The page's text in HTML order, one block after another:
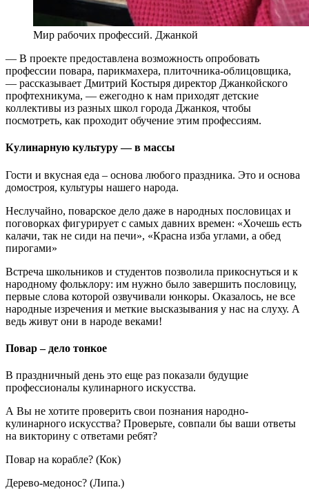
Мир рабочих профессий. Джанкой
— В проекте предоставлена возможность опробовать
профессии повара, парикмахера, плиточника-облицовщика,
— рассказывает Дмитрий Костыря директор Джанкойского
профтехникума, — ежегодно к нам приходят детские
коллективы из разных школ города Джанкоя, чтобы
посмотреть, как проходит обучение этим профессиям.
Кулинарную культуру — в массы
Гости и вкусная еда – основа любого праздника. Это и основа
домостроя, культуры нашего народа.
Неслучайно, поварское дело даже в народных пословицах и
поговорках фигурирует с самых давних времен: «Хочешь есть
калачи, так не сиди на печи», «Красна изба углами, а обед
пирогами»
Встреча школьников и студентов позволила прикоснуться и к
народному фольклору: им нужно было завершить пословицу,
первые слова которой озвучивали юнкоры. Оказалось, не все
народные изречения и меткие высказывания у нас на слуху. А
ведь живут они в народе веками!
Повар – дело тонкое
В праздничный день это еще раз показали будущие
профессионалы кулинарного искусства.
А Вы не хотите проверить свои познания народно-
кулинарного искусства? Проверьте, совпали бы ваши ответы
на викторину с ответами ребят?
Повар на корабле? (Кок)
Дерево-медонос? (Липа.)